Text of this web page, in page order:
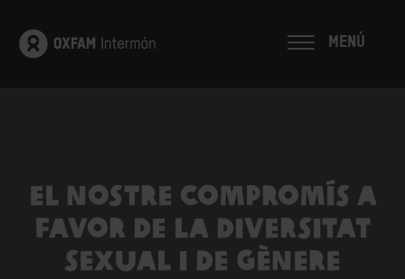
MENÚ
El nostre compromís a
favor de la diversitat
sexual i de gènere